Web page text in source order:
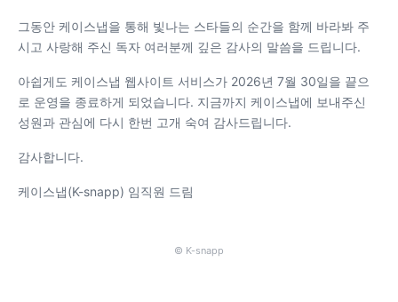
그동안 케이스냅을 통해 빛나는 스타들의 순간을 함께 바라봐 주
시고 사랑해 주신 독자 여러분께 깊은 감사의 말씀을 드립니다.
아쉽게도 케이스냅 웹사이트 서비스가 2026년 7월 30일을 끝으
로 운영을 종료하게 되었습니다. 지금까지 케이스냅에 보내주신
성원과 관심에 다시 한번 고개 숙여 감사드립니다.
감사합니다.
케이스냅(K-snapp) 임직원 드림
© K-snapp